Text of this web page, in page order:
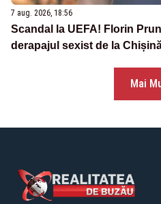
7 aug. 2026, 18:56
Scandal la UEFA! Florin
derapajul sexist de la
Mai